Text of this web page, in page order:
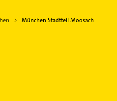
München Stadtteil Moosach